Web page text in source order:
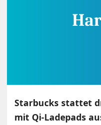
Starbucks stattet
mit Qi-Ladepads